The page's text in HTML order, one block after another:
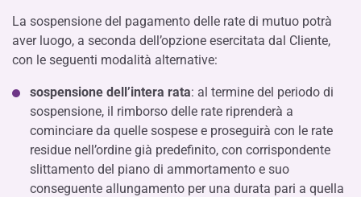
La sospensione del pagamento delle rate di mutuo potrà
aver luogo, a seconda dell’opzione esercitata dal Cliente,
con le seguenti modalità alternative:
sospensione dell’intera rata: al termine del periodo di
sospensione, il rimborso delle rate riprenderà a
cominciare da quelle sospese e proseguirà con le rate
residue nell’ordine già predefinito, con corrispondente
slittamento del piano di ammortamento e suo
conseguente allungamento per una durata pari a quella